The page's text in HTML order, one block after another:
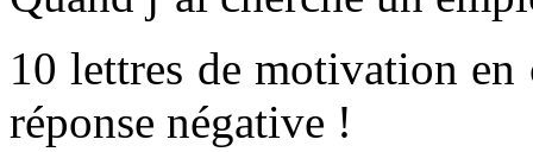
10 lettres de motivation en
réponse négative !